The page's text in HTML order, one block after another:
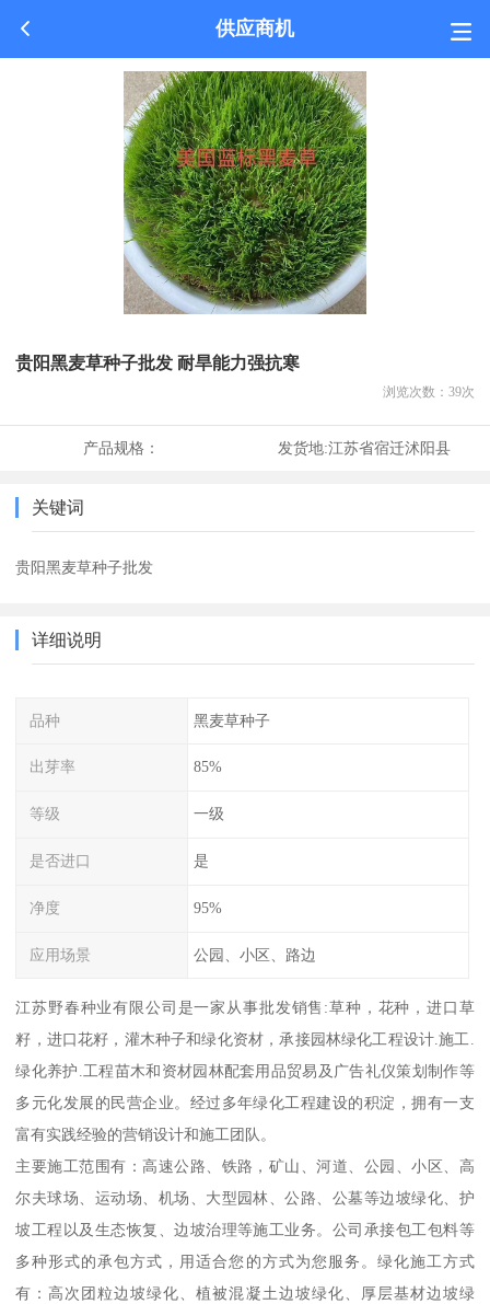
供应商机
贵阳黑麦草种子批发 耐旱能力强抗寒
浏览次数： 39次
产品规格： 发货地:江苏省宿迁沭阳县
关键词
贵阳黑麦草种子批发
详细说明
品种 黑麦草种子
出芽率 85%
等级 一级
是否进口 是
净度 95%
应用场景 公园、小区、路边
江苏野春种业有限公司是一家从事批发销售:草种，花种，进口草
籽，进口花籽，灌木种子和绿化资材，承接园林绿化工程设计.施工.
绿化养护.工程苗木和资材园林配套用品贸易及广告礼仪策划制作等
多元化发展的民营企业。经过多年绿化工程建设的积淀，拥有一支
富有实践经验的营销设计和施工团队。
主要施工范围有：高速公路、铁路，矿山、河道、公园、小区、高
尔夫球场、运动场、机场、大型园林、公路、公墓等边坡绿化、护
坡工程以及生态恢复、边坡治理等施工业务。公司承接包工包料等
多种形式的承包方式，用适合您的方式为您服务。绿化施工方式
有：高次团粒边坡绿化、植被混凝土边坡绿化、厚层基材边坡绿